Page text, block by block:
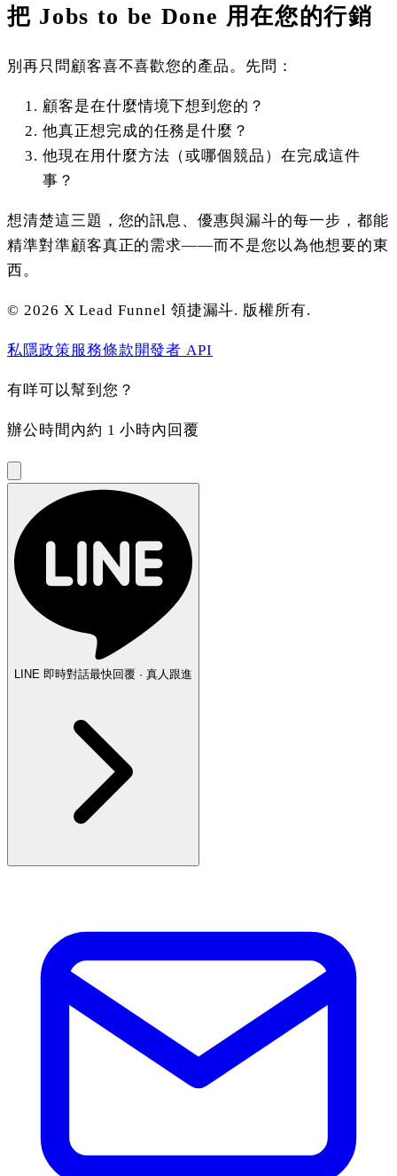
把 Jobs to be Done 用在您的行銷
別再只問顧客喜不喜歡您的產品。先問：
顧客是在什麼情境下想到您的？
他真正想完成的任務是什麼？
他現在用什麼方法（或哪個競品）在完成這件
事？
想清楚這三題，您的訊息、優惠與漏斗的每一步，都能
精準對準顧客真正的需求——而不是您以為他想要的東
西。
© 2026 X Lead Funnel 領捷漏斗. 版權所有.
私隱政策服務條款 開發者 API
有咩可以幫到您？
辦公時間內約 1 小時內回覆
LINE 即時對話最快回覆 · 真人跟進